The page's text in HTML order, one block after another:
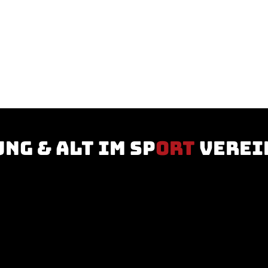
& Alt im Sport